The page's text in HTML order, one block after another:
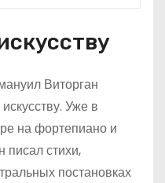
Виторган
Уже в
на фортепиано и
писал стихи,
постановках